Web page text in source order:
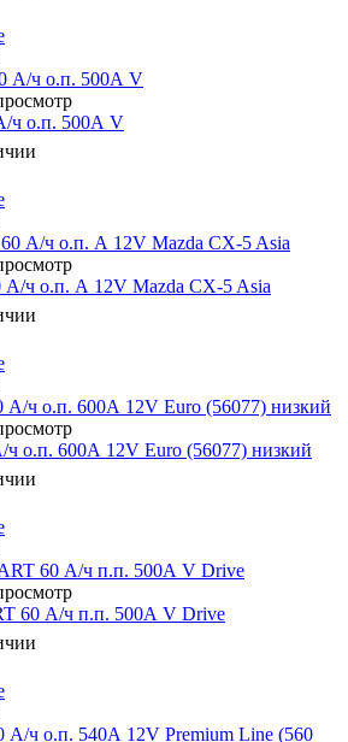
ч о.п. 500А V
А/ч о.п. А 12V Mazda CX-5 Asia
ч о.п. 600А 12V Euro (56077) низкий
60 А/ч п.п. 500А V Drive